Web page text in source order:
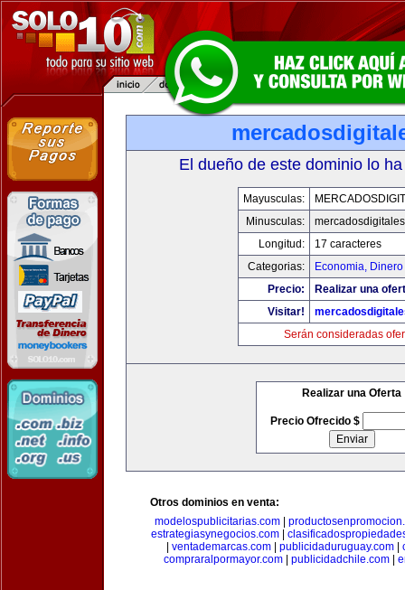
El dueño de este dominio lo
Mayusculas:
Minusculas:
Longitud:
17 caracteres
Categorias:
Economia,
Precio:
Realizar una
Visitar!
Serán consideradas
Realizar una Oferta
Precio Ofrecido $
Otros dominios en venta:
modelospublicitarias.com
estrategiasynegocios.com|
ventademarcas.com publicidaduruguay.com
compraralpormayor.com| publicidadchile.com|